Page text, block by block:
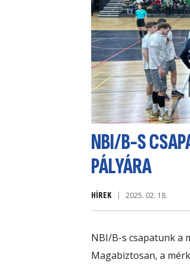
NBI/B-S
PÁLYÁRA
HÍREK 2025. 02. 18.
NBI/B-s csapatunk a
Magabiztosan, a